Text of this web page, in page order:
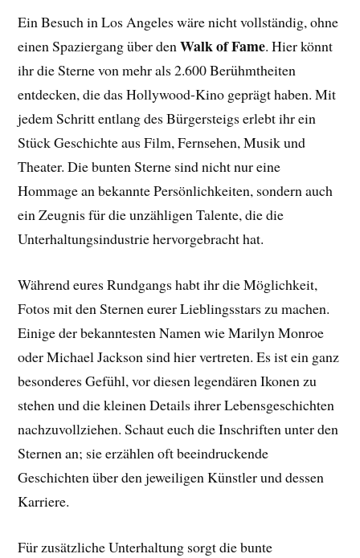
Ein Besuch in Los Angeles wäre nicht vollständig, ohne
einen Spaziergang über denWalk of Fame. Hier könnt
ihr die Sterne von mehr als 2.600 Berühmtheiten
entdecken, die das Hollywood-Kino geprägt haben. Mit
jedem Schritt entlang des Bürgersteigs erlebt ihr ein
Stück Geschichte aus Film, Fernsehen, Musik und
Theater. Die bunten Sterne sind nicht nur eine
Hommage an bekannte Persönlichkeiten, sondern auch
ein Zeugnis für die unzähligen Talente, die die
Unterhaltungsindustrie hervorgebracht hat.
Während eures Rundgangs habt ihr die Möglichkeit,
Fotos mit den Sternen eurer Lieblingsstars zu machen.
Einige der bekanntesten Namen wie Marilyn Monroe
oder Michael Jackson sind hier vertreten. Es ist ein ganz
besonderes Gefühl, vor diesen legendären Ikonen zu
stehen und die kleinen Details ihrer Lebensgeschichten
nachzuvollziehen. Schaut euch die Inschriften unter den
Sternen an; sie erzählen oft beeindruckende
Geschichten über den jeweiligen Künstler und dessen
Karriere.
Für zusätzliche Unterhaltung sorgt die bunte